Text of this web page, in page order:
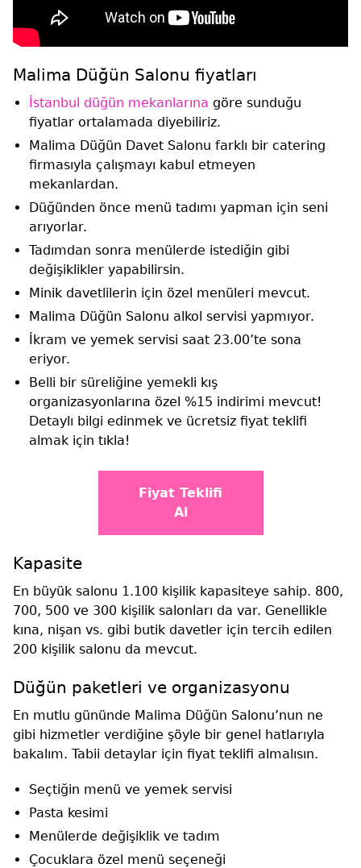
Malima Düğün Salonu fiyatları
İstanbul düğün mekanlarına göre sunduğu
fiyatlar ortalamada diyebiliriz.
Malima Düğün Davet Salonu farklı bir catering
firmasıyla çalışmayı kabul etmeyen
mekanlardan.
Düğünden önce menü tadımı yapman için seni
arıyorlar.
Tadımdan sonra menülerde istediğin gibi
değişiklikler yapabilirsin.
Minik davetlilerin için özel menüleri mevcut.
Malima Düğün Salonu alkol servisi yapmıyor.
İkram ve yemek servisi saat 23.00’te sona
eriyor.
Belli bir süreliğine yemekli kış
organizasyonlarına özel %15 indirimi mevcut!
Detaylı bilgi edinmek ve ücretsiz fiyat teklifi
almak için tıkla!
Fiyat Teklifi
Al
Kapasite
En büyük salonu 1.100 kişilik kapasiteye sahip. 800,
700, 500 ve 300 kişilik salonları da var. Genellikle
kına, nişan vs. gibi butik davetler için tercih edilen
200 kişilik salonu da mevcut.
Düğün paketleri ve organizasyonu
En mutlu gününde Malima Düğün Salonu’nun ne
gibi hizmetler verdiğine şöyle bir genel hatlarıyla
bakalım. Tabii detaylar için fiyat teklifi almalısın.
Seçtiğin menü ve yemek servisi
Pasta kesimi
Menülerde değişiklik ve tadım
Çocuklara özel menü seçeneği